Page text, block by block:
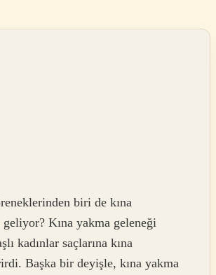
biri de kına
geliyor? Kına yakma geleneği
kadınlar saçlarına kına
Başka bir deyişle, kına yakma